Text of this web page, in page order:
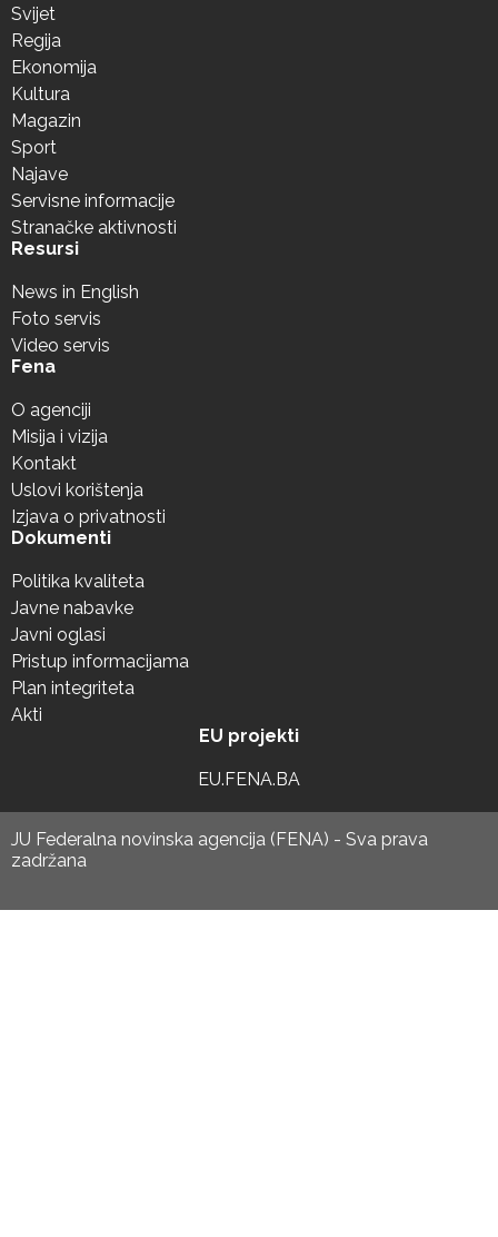
Svijet
Regija
Ekonomija
Kultura
Magazin
Sport
Najave
Servisne informacije
Stranačke aktivnosti
Resursi
News in English
Foto servis
Video servis
Fena
O agenciji
Misija i vizija
Kontakt
Uslovi korištenja
Izjava o privatnosti
Dokumenti
Politika kvaliteta
Javne nabavke
Javni oglasi
Pristup informacijama
Plan integriteta
Akti
EU projekti
EU.FENA.BA
JU Federalna novinska agencija (FENA) - Sva prava
zadržana